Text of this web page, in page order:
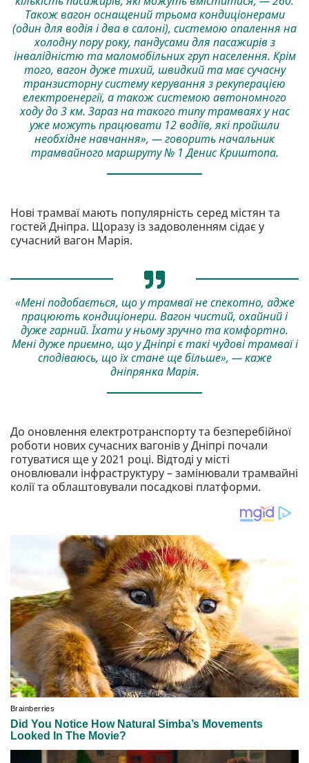
Також вагон оснащений трьома кондиціонерами
(один для водія і два в салоні), системою опалення на
холодну пору року, пандусами для пасажирів з
інвалідністю та маломобільних груп населення. Крім
того, вагон дуже тихий, швидкий та має сучасну
транзисторну систему керування з рекуперацією
електроенергії, а також системою автономного
ходу до 3 км. Зараз на такого типу трамваях у нас
уже можуть працювати 12 водіїв, які пройшли
необхідне навчання», — говорить начальник
трамвайного маршруту № 1 Денис Криштопа.
Нові трамваї мають популярність серед містян та
гостей Дніпра. Щоразу із задоволенням сідає у
сучасний вагон Марія.
«Мені подобається, що у трамваї не спекотно, адже
працюють кондиціонери. Вагон чистий, охайний і
дуже гарний. Їхати у ньому зручно та комфортно.
Мені дуже приємно, що у Дніпрі є такі чудові трамваї і
сподіваюсь, що їх стане ще більше», — каже
дніпрянка Марія.
До оновлення електротранспорту та безперебійної
роботи нових сучасних вагонів у Дніпрі почали
готуватися ще у 2021 році. Відтоді у місті
оновлювали інфраструктуру – замінювали трамвайні
колії та облаштовували посадкові платформи.